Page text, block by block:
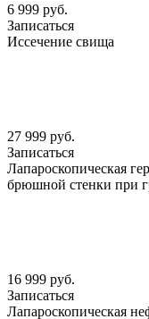
6 999 руб.
Записаться
Иссечение свища
27 999 руб.
Записаться
Лапароскопическая
брюшной стенки при
16 999 руб.
Записаться
Лапароскопическая